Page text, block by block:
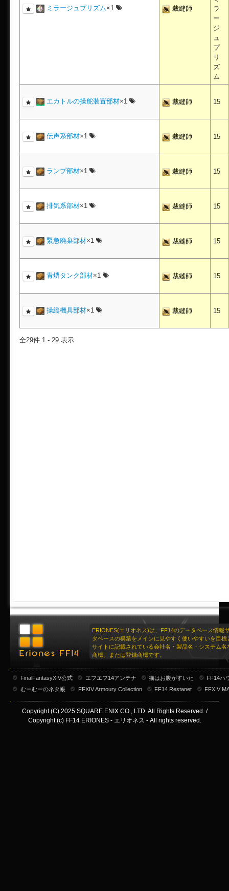
ミラージュプリズム×1 裁縫師
ラ
ー
ジ
ュ
プ
リ
ズ
ム
エカトルの操舵装置部材×1 裁縫師 15
伝声系部材×1 裁縫師 15
ランプ部材×1 裁縫師 15
排気系部材×1 裁縫師 15
緊急廃棄部材×1 裁縫師 15
青燐タンク部材×1 裁縫師 15
操縦機具部材×1 裁縫師 15
全29件 1 - 29 表示
ERIONES(エリオネス)は、FF14のデータベース情報
タベースの構築をメインに見やすく使いやすいを目標
サイトに記載されている会社名・製品名・システム名
商標、または登録商標です。
FinalFantasyXIV公式 エフエフ14アンテナ 猫はお腹がすいた
FF14ハ
むーむーのネタ帳
FFXIV Armoury Collection FF14 Restanet FFXIV
Copyright (C) 2025 SQUARE ENIX CO., LTD. All Rights Reserved. /
Copyright (c) FF14 ERIONES - エリオネス - All rights reserved.